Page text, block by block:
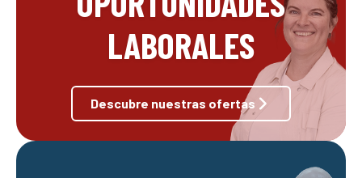
LABORALES
Descubre nuestras ofertas